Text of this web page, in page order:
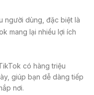
người dùng, đặc biệt là
mang lại nhiều lợi ích
có hàng triệu
giúp bạn dễ dàng tiếp
nơi.